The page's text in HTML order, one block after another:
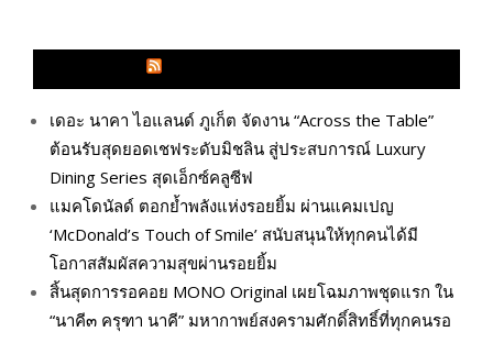
เดอะ นาคา ไอแลนด์ ภูเก็ต จัดงาน “Across the Table”
ต้อนรับสุดยอดเชฟระดับมิชลิน สู่ประสบการณ์ Luxury
Dining Series สุดเอ็กซ์คลูซีฟ
แมคโดนัลด์ ตอกย้ำพลังแห่งรอยยิ้ม ผ่านแคมเปญ
‘McDonald’s Touch of Smile’ สนับสนุนให้ทุกคนได้มี
โอกาสสัมผัสความสุขผ่านรอยยิ้ม
สิ้นสุดการรอคอย MONO Original เผยโฉมภาพชุดแรก ใน
“นาคี๓ ครุฑา นาคี” มหากาพย์สงครามศักดิ์สิทธิ์ที่ทุกคนรอ